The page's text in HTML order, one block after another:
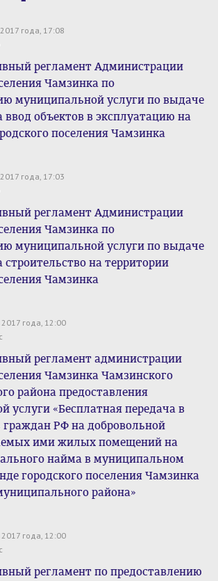
года, 17:08
регламент Администрации
Чамзинка по
муниципальной услуги по выдаче
ввод объектов в эксплуатацию на
поселения Чамзинка
года, 17:03
регламент Администрации
Чамзинка по
муниципальной услуги по выдаче
на территории
Чамзинка
года, 12:00
регламент администрации
Чамзинка Чамзинского
района предоставления
услуги «Бесплатная передача в
граждан РФ на добровольной
ими жилых помещений на
найма в муниципальном
городского поселения Чамзинка
района»
года, 12:00
регламент по предоставлению